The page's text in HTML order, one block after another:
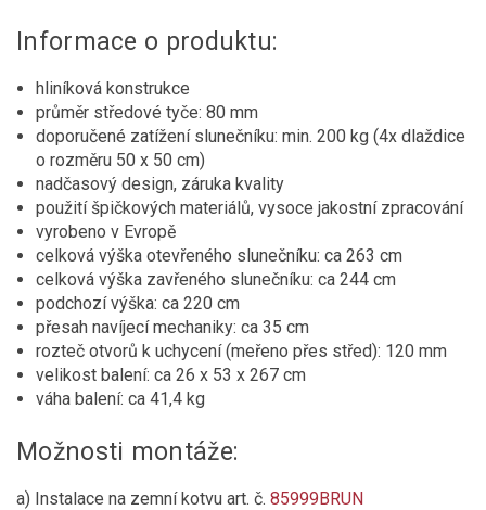
Informace o produktu:
hliníková konstrukce
průměr středové tyče: 80 mm
doporučené zatížení slunečníku: min. 200 kg (4x dlaždice
o rozměru 50 x 50 cm)
nadčasový design, záruka kvality
použití špičkových materiálů, vysoce jakostní zpracování
vyrobeno v Evropě
celková výška otevřeného slunečníku: ca 263 cm
celková výška zavřeného slunečníku: ca 244 cm
podchozí výška: ca 220 cm
přesah navíjecí mechaniky: ca 35 cm
rozteč otvorů k uchycení (meřeno přes střed): 120 mm
velikost balení: ca 26 x 53 x 267 cm
váha balení: ca 41,4 kg
Možnosti montáže:
a) Instalace na zemní kotvu art. č. 85999BRUN